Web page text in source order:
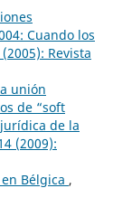
Cuando los
Revista
unión
de “soft
de la
(2009):
Bélgica ,